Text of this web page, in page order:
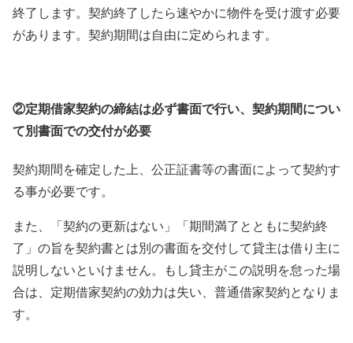
終了します。契約終了したら速やかに物件を受け渡す必要
があります。契約期間は自由に定められます。
②定期借家契約の締結は必ず書面で行い、契約期間につい
て別書面での交付が必要
契約期間を確定した上、公正証書等の書面によって契約す
る事が必要です。
また、「契約の更新はない」「期間満了とともに契約終
了」の旨を契約書とは別の書面を交付して貸主は借り主に
説明しないといけません。もし貸主がこの説明を怠った場
合は、定期借家契約の効力は失い、普通借家契約となりま
す。